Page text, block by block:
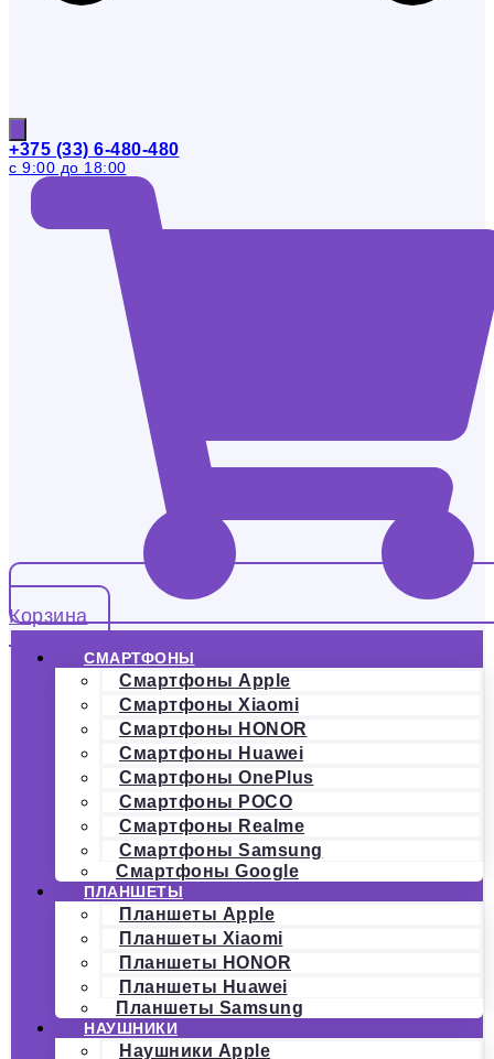
+375 (33) 6-480-480
с 9:00 до 18:00
Корзина
СМАРТФОНЫ
Смартфоны Apple
Смартфоны Xiaomi
Смартфоны HONOR
Смартфоны Huawei
Смартфоны OnePlus
Смартфоны POCO
Смартфоны Realme
Смартфоны Samsung
Смартфоны Google
ПЛАНШЕТЫ
Планшеты Apple
Планшеты Xiaomi
Планшеты HONOR
Планшеты Huawei
Планшеты Samsung
НАУШНИКИ
Наушники Apple